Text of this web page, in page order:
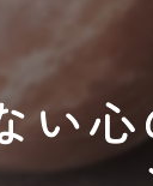
い